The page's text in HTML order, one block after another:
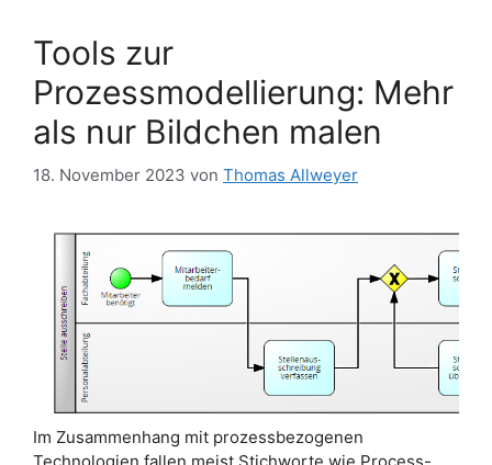
Tools zur
Prozessmodellierung: Mehr
als nur Bildchen malen
18. November 2023 von Thomas Allweyer
Im Zusammenhang mit prozessbezogenen
Technologien fallen meist Stichworte wie Process-